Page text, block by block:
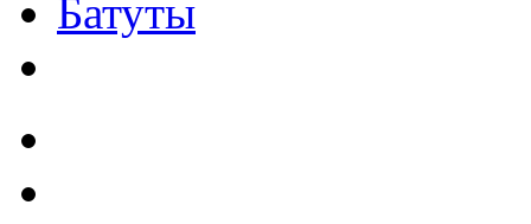
Батуты